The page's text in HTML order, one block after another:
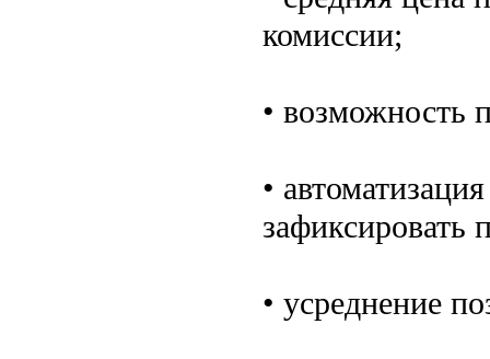
комиссии;
• возможность
•
зафиксировать
• усреднение